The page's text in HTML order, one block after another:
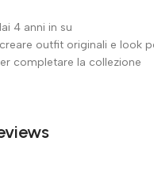
4 anni in su
creare outfit originali e
completare la collezione